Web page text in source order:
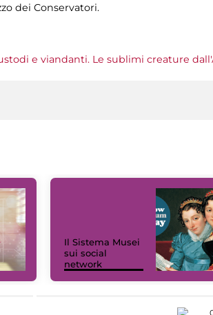
dei Conservatori.
e viandanti. Le sublimi creature
Il Sistema Musei
sui social
network